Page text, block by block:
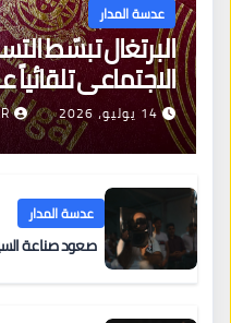
عدسة المدار
البرتغال تبسّط
جديدة لتجديد
14 يوليو، 2026
عدسة المدار
صعود صناعة